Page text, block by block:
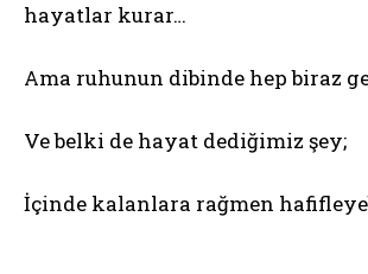
hayatlar kurar…
Ama ruhunun dibinde hep biraz
Ve belki de hayat dediğimiz şey;
İçinde kalanlara rağmen